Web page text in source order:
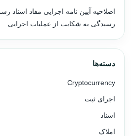
اصلاحیه آیین نامه اجرایی مفاد اسناد
رسیدگی به شکایت از عملیات اجرایی
دسته‌ها
Cryptocurrency
اجرای ثبت
اسناد
املاک